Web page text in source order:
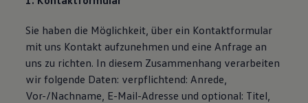
Sie haben die Möglichkeit, über ein Kontaktformular
mit uns Kontakt aufzunehmen und eine Anfrage an
uns zu richten. In diesem Zusammenhang verarbeiten
wir folgende Daten: verpflichtend: Anrede,
Vor-/Nachname, E-Mail-Adresse und optional: Titel,